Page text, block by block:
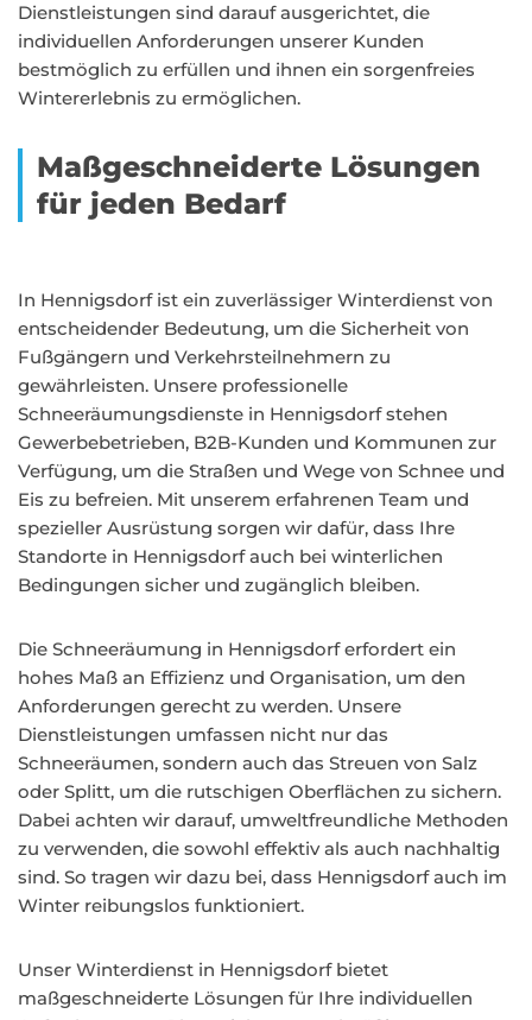
Dienstleistungen sind darauf ausgerichtet, die
individuellen Anforderungen unserer Kunden
bestmöglich zu erfüllen und ihnen ein sorgenfreies
Wintererlebnis zu ermöglichen.
Maßgeschneiderte Lösungen
für jeden Bedarf
In Hennigsdorf ist ein zuverlässiger Winterdienst von
entscheidender Bedeutung, um die Sicherheit von
Fußgängern und Verkehrsteilnehmern zu
gewährleisten. Unsere professionelle
Schneeräumungsdienste in Hennigsdorf stehen
Gewerbebetrieben, B2B-Kunden und Kommunen zur
Verfügung, um die Straßen und Wege von Schnee und
Eis zu befreien. Mit unserem erfahrenen Team und
spezieller Ausrüstung sorgen wir dafür, dass Ihre
Standorte in Hennigsdorf auch bei winterlichen
Bedingungen sicher und zugänglich bleiben.
Die Schneeräumung in Hennigsdorf erfordert ein
hohes Maß an Effizienz und Organisation, um den
Anforderungen gerecht zu werden. Unsere
Dienstleistungen umfassen nicht nur das
Schneeräumen, sondern auch das Streuen von Salz
oder Splitt, um die rutschigen Oberflächen zu sichern.
Dabei achten wir darauf, umweltfreundliche Methoden
zu verwenden, die sowohl effektiv als auch nachhaltig
sind. So tragen wir dazu bei, dass Hennigsdorf auch im
Winter reibungslos funktioniert.
Unser Winterdienst in Hennigsdorf bietet
maßgeschneiderte Lösungen für Ihre individuellen